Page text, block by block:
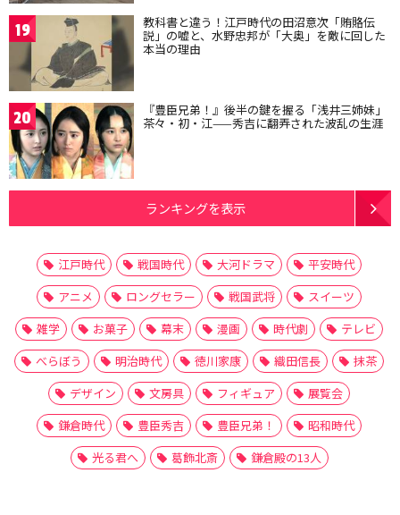
19 教科書と違う！江戸時代の田沼意次「賄賂伝
説」の嘘と、水野忠邦が「大奥」を敵に回した
本当の理由
20 『豊臣兄弟！』後半の鍵を握る「浅井三姉妹」
茶々・初・江——秀吉に翻弄された波乱の生涯
ランキングを表示
江戸時代 戦国時代 大河ドラマ
平安時代
アニメ
ロングセラー 戦国武将
スイーツ
雑学
お菓子 幕末 漫画 時代劇
テレビ
べらぼう
明治時代 徳川家康 織田信長
抹茶
デザイン
文房具 フィギュア
展覧会
鎌倉時代
豊臣秀吉 豊臣兄弟！
昭和時代
光る君へ
葛飾北斎 鎌倉殿の13人